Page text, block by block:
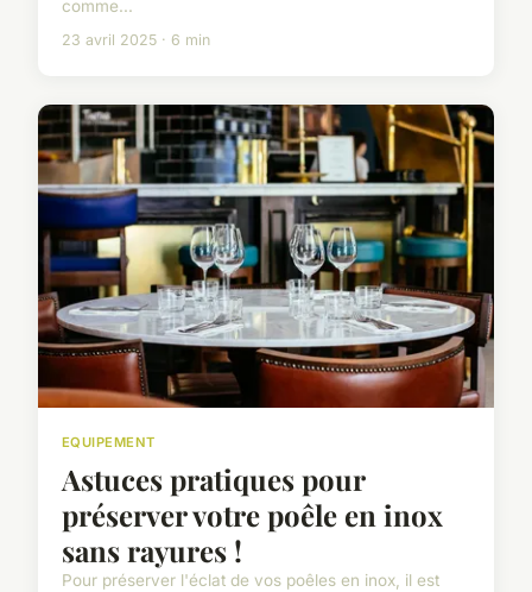
comme...
23 avril 2025 · 6 min
EQUIPEMENT
Astuces pratiques pour
préserver votre poêle en inox
sans rayures !
Pour préserver l'éclat de vos poêles en inox, il est